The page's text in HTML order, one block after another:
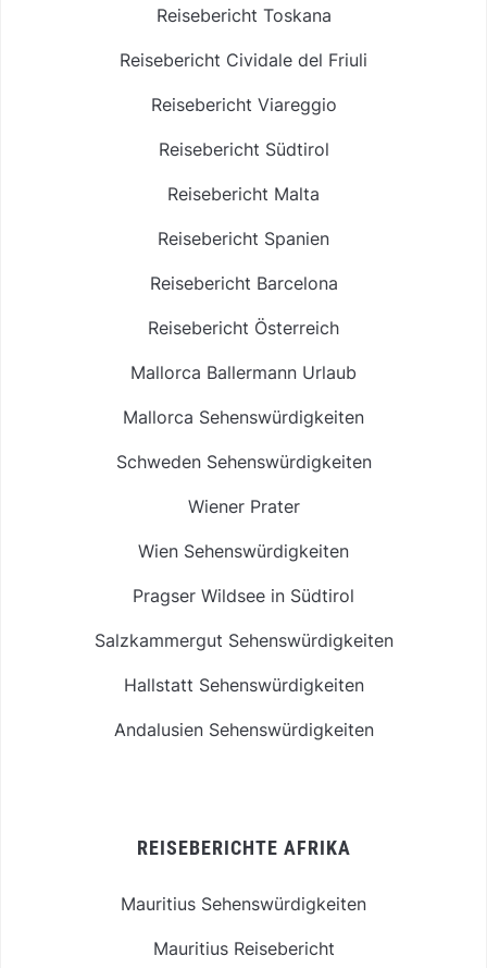
Reisebericht Toskana
Reisebericht Cividale del Friuli
Reisebericht Viareggio
Reisebericht Südtirol
Reisebericht Malta
Reisebericht Spanien
Reisebericht Barcelona
Reisebericht Österreich
Mallorca Ballermann Urlaub
Mallorca Sehenswürdigkeiten
Schweden Sehenswürdigkeiten
Wiener Prater
Wien Sehenswürdigkeiten
Pragser Wildsee in Südtirol
Salzkammergut Sehenswürdigkeiten
Hallstatt Sehenswürdigkeiten
Andalusien Sehenswürdigkeiten
REISEBERICHTE AFRIKA
Mauritius Sehenswürdigkeiten
Mauritius Reisebericht